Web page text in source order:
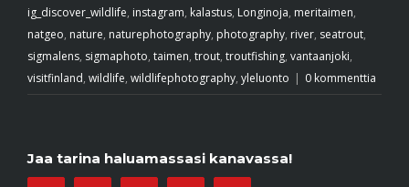
ig_discover_wildlife, instagram, kalastus, Longinoja, meritaimen,
natgeo, nature, naturephotography, photography, river, seatrout,
sigmalens, sigmaphoto, taimen, trout, troutfishing, vantaanjoki,
visitfinland, wildlife, wildlifephotography, yleluonto | 0 kommenttia
Jaa tarina haluamassasi kanavassa!